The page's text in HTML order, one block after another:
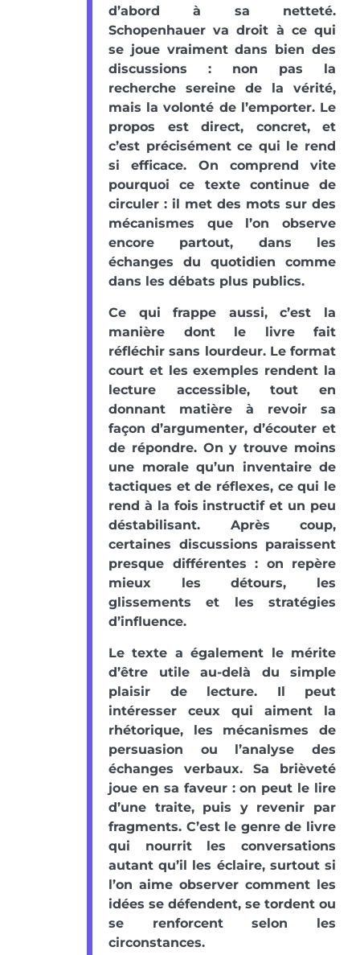
d’abord à sa netteté.
Schopenhauer va droit à ce qui
se joue vraiment dans bien des
discussions : non pas la
recherche sereine de la vérité,
mais la volonté de l’emporter. Le
propos est direct, concret, et
c’est précisément ce qui le rend
si efficace. On comprend vite
pourquoi ce texte continue de
circuler : il met des mots sur des
mécanismes que l’on observe
encore partout, dans les
échanges du quotidien comme
dans les débats plus publics.
Ce qui frappe aussi, c’est la
manière dont le livre fait
réfléchir sans lourdeur. Le format
court et les exemples rendent la
lecture accessible, tout en
donnant matière à revoir sa
façon d’argumenter, d’écouter et
de répondre. On y trouve moins
une morale qu’un inventaire de
tactiques et de réflexes, ce qui le
rend à la fois instructif et un peu
déstabilisant. Après coup,
certaines discussions paraissent
presque différentes : on repère
mieux les détours, les
glissements et les stratégies
d’influence.
Le texte a également le mérite
d’être utile au-delà du simple
plaisir de lecture. Il peut
intéresser ceux qui aiment la
rhétorique, les mécanismes de
persuasion ou l’analyse des
échanges verbaux. Sa brièveté
joue en sa faveur : on peut le lire
d’une traite, puis y revenir par
fragments. C’est le genre de livre
qui nourrit les conversations
autant qu’il les éclaire, surtout si
l’on aime observer comment les
idées se défendent, se tordent ou
se renforcent selon les
circonstances.